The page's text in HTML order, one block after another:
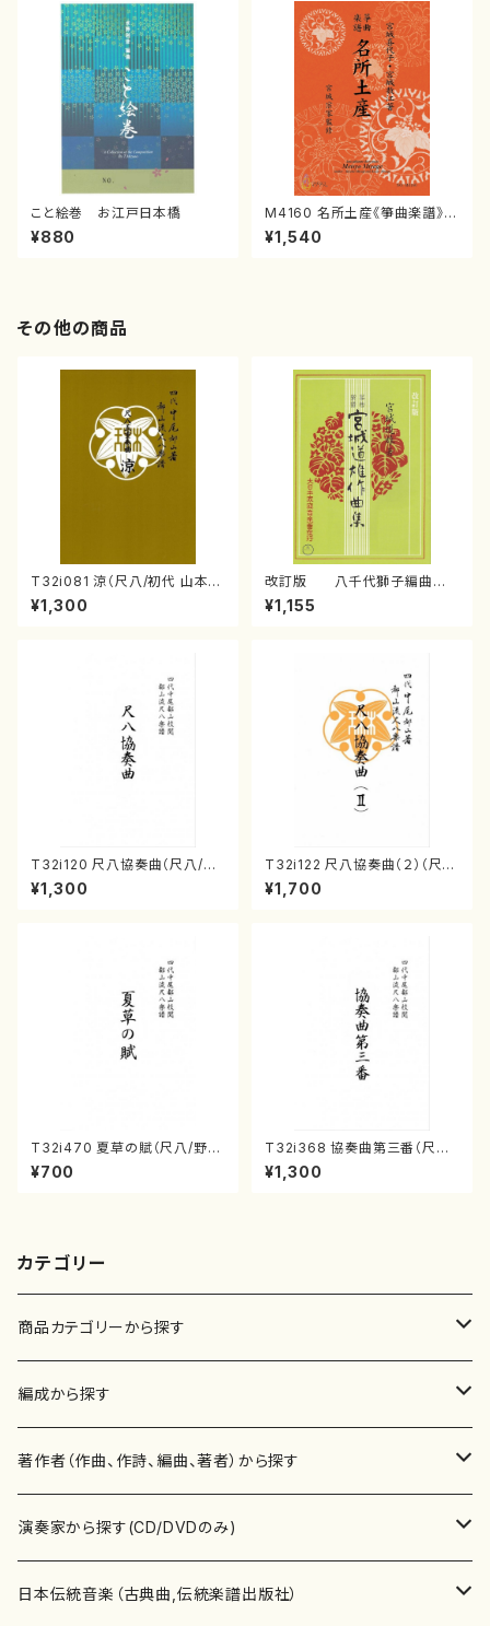
こと絵巻 お江戸日本橋
¥880
M4160 名所土産《箏曲楽譜》
（箏/宮城喜代子・宮城数江著・
宮城宗家監修/箏曲古典楽譜）
¥1,540
その他の商品
T32i081 涼（尺八/初代 山本邦
山/尺八/都山式譜）都山流公刊
楽譜曲番:530
¥1,300
改訂版 八千代獅子編曲
（編曲八千代獅子）(/宮城道
雄/楽譜）
¥1,155
T32i120 尺八協奏曲（尺八/二
代 山本邦山/尺八/都山式譜）都
山流公刊楽譜曲番:569
¥1,300
T32i122 尺八協奏曲（２）（尺
八/二代 山本邦山/尺八/都山式
譜）都山流公刊楽譜曲番:571
¥1,700
T32i470 夏草の賦（尺八/野村
正峰/楽譜）都山流公刊楽譜曲
番:2178
¥700
T32i368 協奏曲第三番（尺八/
唯是震一/楽譜）都山流公刊楽譜
曲番:2073
¥1,300
カテゴリー
商品カテゴリーから探す
楽譜
書籍
書籍
テキストブック
CD・DVD
チケット
編成から探す
邦楽器
箏・琴（ソロ）
箏・琴（合奏）
合唱
混声合唱
歌・声
著作者（作曲、作詩、編曲、著者）から探す
あ行
青木省三(アオキ ショウゾウ)
か行
演奏家から探す(CD/DVDのみ)
邦楽（箏、三味線、尺八等）演奏家
日本伝統音楽（古典曲,伝統楽譜出版社）